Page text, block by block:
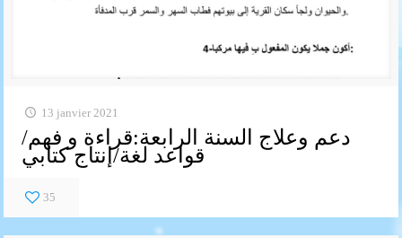
13 janvier 2021
دعم وعلاج السنة الرابعة:قراءة و فهم/
قواعد لغة/إنتاج كتابي
35